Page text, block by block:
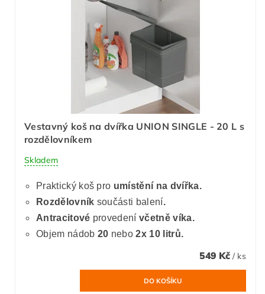
Vestavný koš na dvířka UNION SINGLE - 20 L s
rozdělovníkem
Skladem
Praktický koš pro umístění na dvířka.
Rozdělovník součásti balení.
Antracitové provedení včetně víka.
Objem nádob 20 nebo2x 10 litrů.
549 Kč / ks